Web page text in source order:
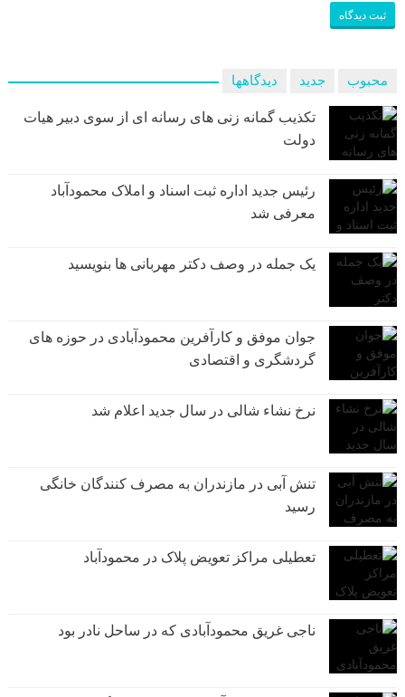
محبوب جدید دیدگاهها
تکذیب گمانه زنی های رسانه ای از سوی دبیر هیات
دولت
رئیس جدید اداره ثبت اسناد و املاک محمودآباد
معرفی شد
یک جمله در وصف دکتر مهربانی ها بنویسید
جوان موفق و کارآفرین محمودآبادی در حوزه های
گردشگری و اقتصادی
نرخ نشاء شالی در سال جدید اعلام شد
تنش آبی در مازندران به مصرف كنندگان خانگی
رسيد
تعطیلی مراکز تعویض پلاک در محمودآباد
ناجی غریق محمودآبادی که در ساحل نادر بود